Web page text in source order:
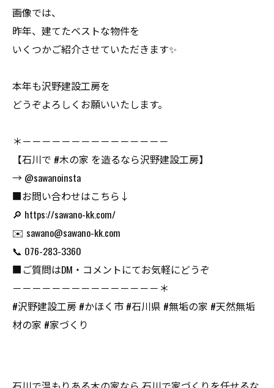
画像では、
昨年、建てたベストな物件を
いくつかご紹介させていただきます✨
本年も沢野建設工房を
どうぞよろしくお願いいたします。
＊－－－－－－－－－－－－－－－
【石川で #木の家 を造るなら沢野建設工房】
→ @sawanoinsta
■お問い合わせはこちら↓
🔎 https://sawano-kk.com/
✉️ sawano@sawano-kk.com
📞 076-283-3360
■ご質問はDM・コメントにてお気軽にどうぞ
－－－－－－－－－－－－－－－＊
#沢野建設工房 #かほく市 #石川県 #無垢の家 #天然無垢
材の家 #家づくり